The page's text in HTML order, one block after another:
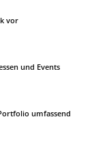
vor
und Events
umfassend